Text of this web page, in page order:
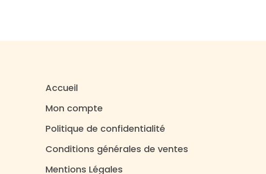
Accueil
Mon compte
Politique de confidentialité
Conditions générales de ventes
Mentions Légales